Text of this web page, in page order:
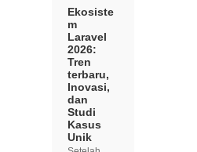
any source
in a
memory-
efficient
way. You
can read
JSON from
any so...
Ekosiste
m
Laravel
2026:
Tren
terbaru,
Inovasi,
dan
Studi
Kasus
Unik